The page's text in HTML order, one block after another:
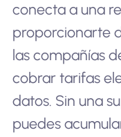
conecta a una
proporcionarte
las compañías
cobrar tarifas
datos. Sin una
puedes